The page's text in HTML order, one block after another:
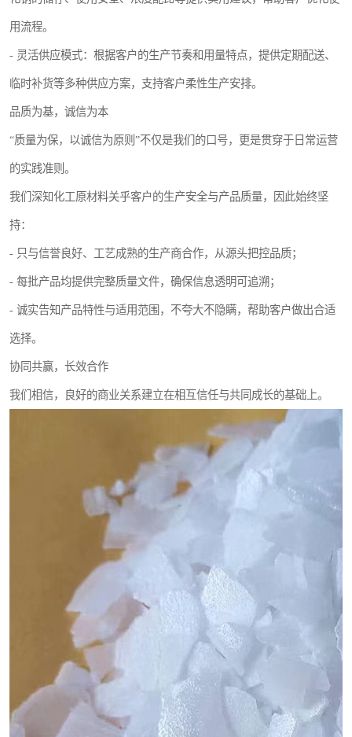
用流程。
- 灵活供应模式：根据客户的生产节奏和用量特点，提供定期配送、
临时补货等多种供应方案，支持客户柔性生产安排。
品质为基，诚信为本
“质量为保，以诚信为原则”不仅是我们的口号，更是贯穿于日常运营
的实践准则。
我们深知化工原材料关乎客户的生产安全与产品质量，因此始终坚
持：
- 只与信誉良好、工艺成熟的生产商合作，从源头把控品质；
- 每批产品均提供完整质量文件，确保信息透明可追溯；
- 诚实告知产品特性与适用范围，不夸大不隐瞒，帮助客户做出合适
选择。
协同共赢，长效合作
我们相信，良好的商业关系建立在相互信任与共同成长的基础上。